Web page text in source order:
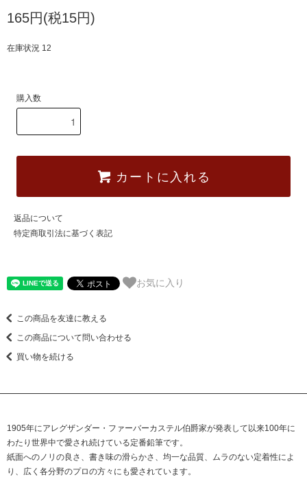
165円(税15円)
在庫状況 12
購入数
カートに入れる
返品について
特定商取引法に基づく表記
お気に入り
この商品を友達に教える
この商品について問い合わせる
買い物を続ける
1905年にアレグザンダー・ファーバーカステル伯爵家が発表して以来100年に
わたり世界中で愛され続けている定番鉛筆です。
紙面へのノリの良さ、書き味の滑らかさ、均一な品質、ムラのない定着性によ
り、広く各分野のプロの方々にも愛されています。